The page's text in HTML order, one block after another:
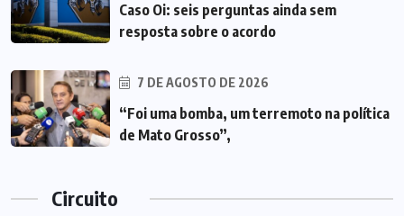
Caso Oi: seis perguntas ainda sem
resposta sobre o acordo
7 DE AGOSTO DE 2026
“Foi uma bomba, um terremoto na política
de Mato Grosso”,
Circuito